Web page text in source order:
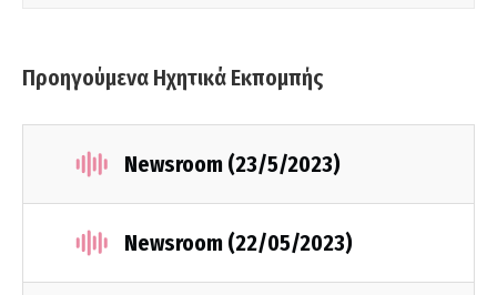
Προηγούμενα Ηχητικά Εκπομπής
Newsroom (23/5/2023)
Newsroom (22/05/2023)